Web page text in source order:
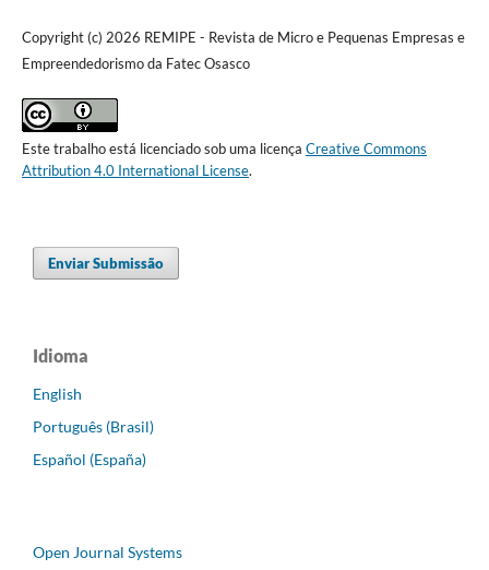
Copyright (c) 2026 REMIPE - Revista de Micro e Pequenas Empresas e
Empreendedorismo da Fatec Osasco
Este trabalho está licenciado sob uma licença Creative Commons
Attribution 4.0 International License.
Enviar Submissão
Idioma
English
Português (Brasil)
Español (España)
Open Journal Systems